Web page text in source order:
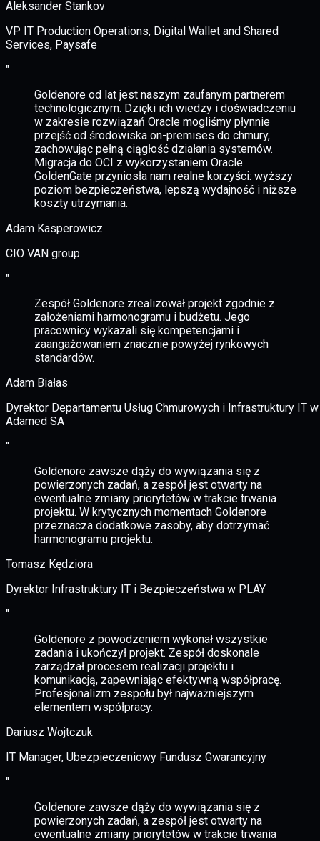
Aleksander Stankov
VP IT Production Operations, Digital Wallet and Shared
Services, Paysafe
"
Goldenore od lat jest naszym zaufanym partnerem
technologicznym. Dzięki ich wiedzy i doświadczeniu
w zakresie rozwiązań Oracle mogliśmy płynnie
przejść od środowiska on-premises do chmury,
zachowując pełną ciągłość działania systemów.
Migracja do OCI z wykorzystaniem Oracle
GoldenGate przyniosła nam realne korzyści: wyższy
poziom bezpieczeństwa, lepszą wydajność i niższe
koszty utrzymania.
Adam Kasperowicz
CIO VAN group
"
Zespół Goldenore zrealizował projekt zgodnie z
założeniami harmonogramu i budżetu. Jego
pracownicy wykazali się kompetencjami i
zaangażowaniem znacznie powyżej rynkowych
standardów.
Adam Białas
Dyrektor Departamentu Usług Chmurowych i Infrastruktury IT w
Adamed SA
"
Goldenore zawsze dąży do wywiązania się z
powierzonych zadań, a zespół jest otwarty na
ewentualne zmiany priorytetów w trakcie trwania
projektu. W krytycznych momentach Goldenore
przeznacza dodatkowe zasoby, aby dotrzymać
harmonogramu projektu.
Tomasz Kędziora
Dyrektor Infrastruktury IT i Bezpieczeństwa w PLAY
"
Goldenore z powodzeniem wykonał wszystkie
zadania i ukończył projekt. Zespół doskonale
zarządzał procesem realizacji projektu i
komunikacją, zapewniając efektywną współpracę.
Profesjonalizm zespołu był najważniejszym
elementem współpracy.
Dariusz Wojtczuk
IT Manager, Ubezpieczeniowy Fundusz Gwarancyjny
"
Goldenore zawsze dąży do wywiązania się z
powierzonych zadań, a zespół jest otwarty na
ewentualne zmiany priorytetów w trakcie trwania